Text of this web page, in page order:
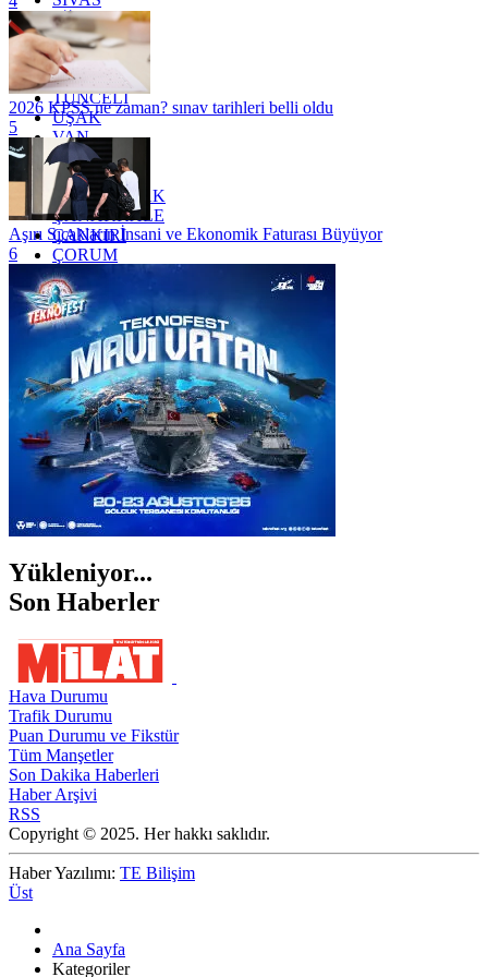
SİİRT
TEKİRDAĞ
TOKAT
TRABZON
TUNCELİ
UŞAK
VAN
YALOVA
YOZGAT
ZONGULDAK
ÇANAKKALE
ÇANKIRI
ÇORUM
İSTANBUL
İZMİR
ŞANLIURFA
ŞIRNAK
2026 KPSS ne zaman? sınav tarihleri belli oldu
5
Aşırı Sıcakların İnsani ve Ekonomik Faturası Büyüyor
6
Yükleniyor...
Son Haberler
Hava Durumu
Trafik Durumu
Puan Durumu ve Fikstür
Tüm Manşetler
Son Dakika Haberleri
Haber Arşivi
RSS
Copyright © 2025. Her hakkı saklıdır.
Haber Yazılımı: TE Bilişim
Üst
Ana Sayfa
Kategoriler